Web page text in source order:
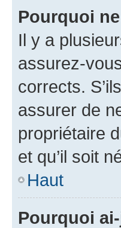
Pourquoi
Il y a
assurez-
corrects.
assurer de
propriétaire
et qu’il soit
Haut
Pourquoi